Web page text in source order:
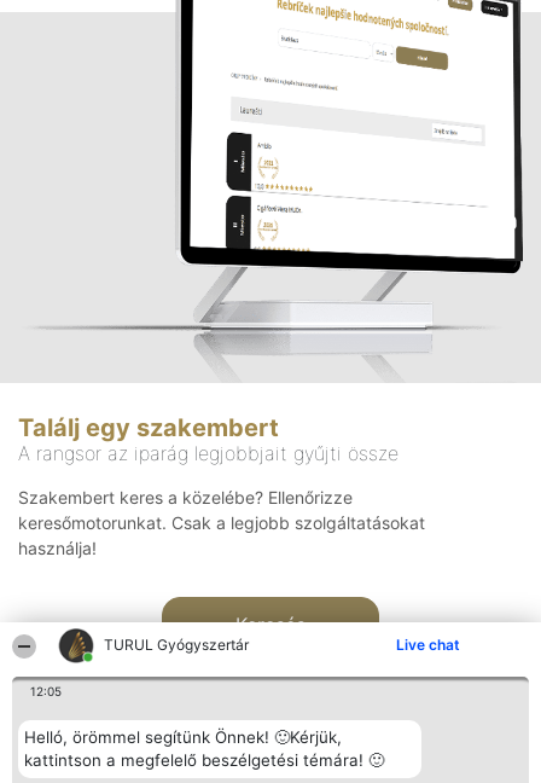
TURUL Gyógyszertár Live chat
12:05
Helló, örömmel segítünk Önnek! 🙂Kérjük,
kattintson a megfelelő beszélgetési témára! 🙂
Találj egy szakembert
A rangsor az iparág legjobbjait gyűjti össze
Szakembert keres a közelébe? Ellenőrizze
keresőmotorunkat. Csak a legjobb szolgáltatásokat
használja!
Keresés